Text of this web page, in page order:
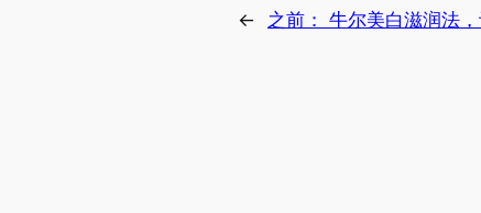
← 之前： 牛尔美白滋润法